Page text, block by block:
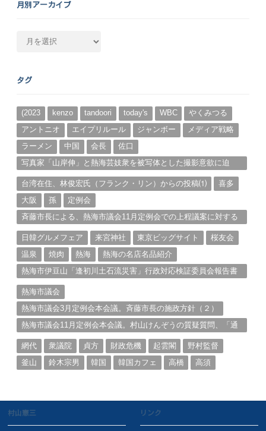
月別アーカイブ
カ
ブ
タグ
(2023 kenzo tandoori today's WBC
やくみつる
アントニオ
エイプリルール ジャンボー
メディア戦略
ラーメン
中国 会長
佐口
写真家「山岸伸」と熱海芸妓衆を被写体とした撮影意欲に迫
台湾在住、林俊宏氏（フランク・リン）からの投稿⑴
喜多
大阪
孫
定例会
斉藤市長による、熱海市議会11月定例会での上程議案に対する
日韓グルメフェア
来宮神社 東京ビッグサイト
桜友会
温泉
焼肉 熱海
熱海の名店名品紹介
熱海市伊豆山「逢初川土石流災害」行政対応検証委員会報告書
熱海市議会
熱海市議会3月定例会本会議。斉藤市長の施政方針（２）
熱海市議会11月定例会本会議。村山けんぞうの質疑質問、「通
網代
衆議院 貞方 財政危機 起雲閣
野村監督
釜山
鈴木宗男 韓国 韓国カフェ 高橋 高須
村山憲三 リンク